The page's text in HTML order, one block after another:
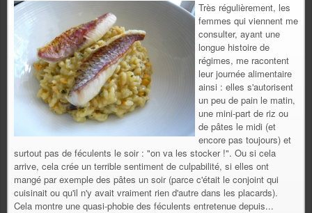
Très régulièrement, les
femmes qui viennent me
consulter, ayant une
longue histoire de
régimes, me racontent
leur journée alimentaire
ainsi : elles s'autorisent
un peu de pain le matin,
une mini-part de riz ou
de pâtes le midi (et
encore pas toujours) et
surtout pas de féculents le soir : "on va les stocker !". Ou si cela
arrive, cela crée un terrible sentiment de culpabilité, si elles ont
mangé par exemple des pâtes un soir (parce c'était le conjoint qui
cuisinait ou qu'il n'y avait vraiment rien d'autre dans les placards).
Cela montre une quasi-phobie des féculents entretenue depuis...